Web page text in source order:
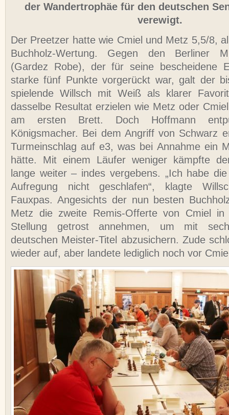
der Wandertrophäe für den deutschen
verewigt.
Der Preetzer hatte wie Cmiel und Metz 5,5/8,
Buchholz-Wertung. Gegen den Berliner
(Gardez Robe), der für seine bescheidene
starke fünf Punkte vorgerückt war, galt der
spielende Willsch mit Weiß als klarer
dasselbe Resultat erzielen wie Metz oder
am ersten Brett. Doch Hoffmann
Königsmacher. Bei dem Angriff von Schwarz
Turmeinschlag auf e3, was bei Annahme ein
hätte. Mit einem Läufer weniger kämpfte
lange weiter – indes vergebens. „Ich habe
Aufregung nicht geschlafen“, klagte
Fauxpas. Angesichts der nun besten
Metz die zweite Remis-Offerte von Cmiel in
Stellung getrost annehmen, um mit
deutschen Meister-Titel abzusichern. Zude
wieder auf, aber landete lediglich noch vor